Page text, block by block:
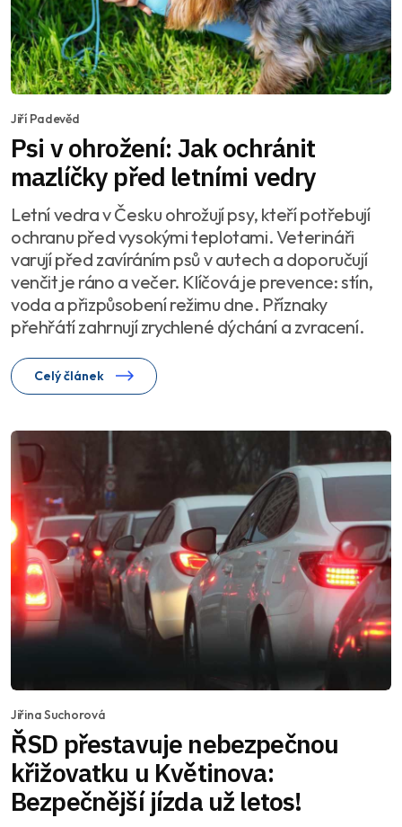
Jiří Padevěd
Psi v ohrožení: Jak ochránit
mazlíčky před letními vedry
Letní vedra v Česku ohrožují psy, kteří potřebují
ochranu před vysokými teplotami. Veterináři
varují před zavíráním psů v autech a doporučují
venčit je ráno a večer. Klíčová je prevence: stín,
voda a přizpůsobení režimu dne. Příznaky
přehřátí zahrnují zrychlené dýchání a zvracení.
Celý článek
Jiřina Suchorová
ŘSD přestavuje nebezpečnou
křižovatku u Květinova:
Bezpečnější jízda už letos!